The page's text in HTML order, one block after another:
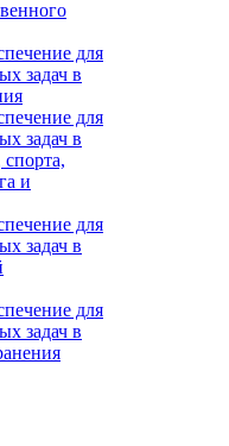
для
задач в
для
задач в
спорта,
и
для
задач в
для
задач в